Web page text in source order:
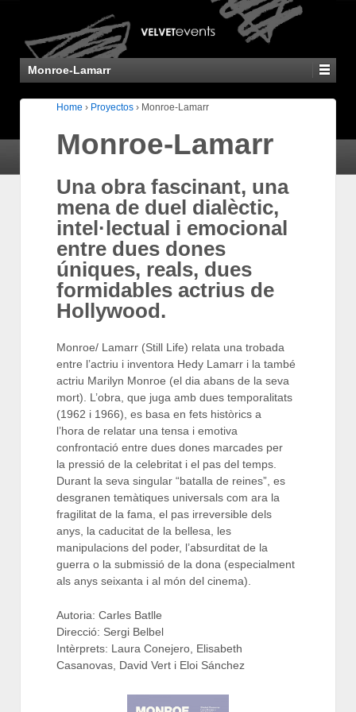
Monroe-Lamarr
Home › Proyectos › Monroe-Lamarr
Monroe-Lamarr
Una obra fascinant, una
mena de duel dialèctic,
intel·lectual i emocional
entre dues dones
úniques, reals, dues
formidables actrius de
Hollywood.
Monroe/ Lamarr (Still Life) relata una trobada
entre l’actriu i inventora Hedy Lamarr i la també
actriu Marilyn Monroe (el dia abans de la seva
mort). L’obra, que juga amb dues temporalitats
(1962 i 1966), es basa en fets històrics a
l’hora de relatar una tensa i emotiva
confrontació entre dues dones marcades per
la pressió de la celebritat i el pas del temps.
Durant la seva singular “batalla de reines”, es
desgranen temàtiques universals com ara la
fragilitat de la fama, el pas irreversible dels
anys, la caducitat de la bellesa, les
manipulacions del poder, l’absurditat de la
guerra o la submissió de la dona (especialment
als anys seixanta i al món del cinema).
Autoria: Carles Batlle
Direcció: Sergi Belbel
Intèrprets: Laura Conejero, Elisabeth
Casanovas, David Vert i Eloi Sánchez